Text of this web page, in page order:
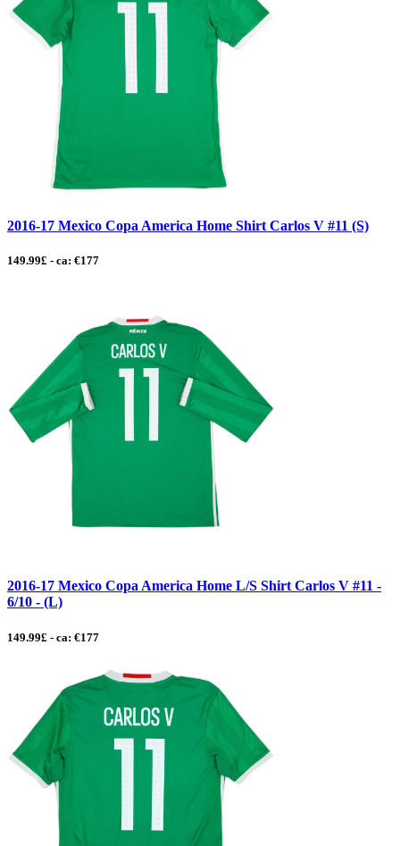
2016-17 Mexico Copa America Home Shirt Carlos V #11 (S)
149.99£ - ca: €177
2016-17 Mexico Copa America Home L/S Shirt Carlos V #11 -
6/10 - (L)
149.99£ - ca: €177